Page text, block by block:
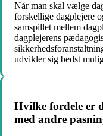
Når man skal vælge
forskellige dagplejere
samspillet mellem
dagplejerens
udvikler sig bedst
Hvilke fordele er
med andre